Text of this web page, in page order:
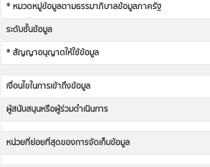
* หมวดหมู่ข้อมูลตามธรรมาภิบาลข้อมูลภาครัฐ
ระดับชั้นข้อมูล
* สัญญาอนุญาตให้ใช้ข้อมูล
เงื่อนไขในการเข้าถึงข้อมูล
ผู้สนับสนุนหรือผู้ร่วมดำเนินการ
หน่วยที่ย่อยที่สุดของการจัดเก็บข้อมูล